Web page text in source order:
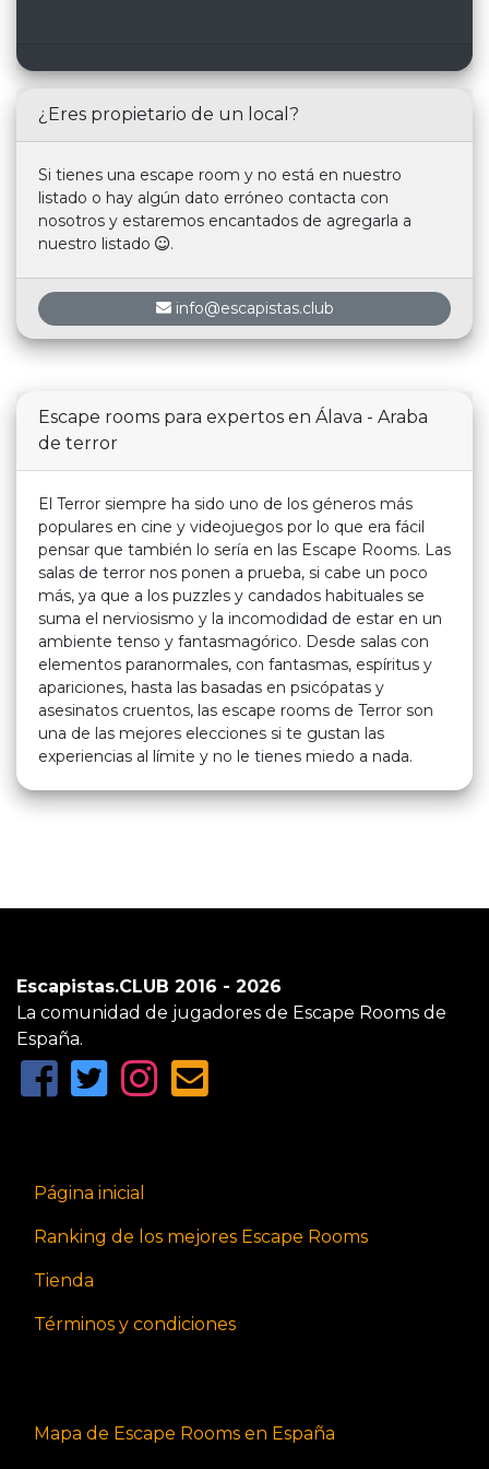
¿Eres propietario de un local?
Si tienes una escape room y no está en nuestro
listado o hay algún dato erróneo contacta con
nosotros y estaremos encantados de agregarla a
nuestro listado
.
info@escapistas.club
Escape rooms para expertos en Álava - Araba
de terror
El Terror siempre ha sido uno de los géneros más
populares en cine y videojuegos por lo que era fácil
pensar que también lo sería en las Escape Rooms. Las
salas de terror nos ponen a prueba, si cabe un poco
más, ya que a los puzzles y candados habituales se
suma el nerviosismo y la incomodidad de estar en un
ambiente tenso y fantasmagórico. Desde salas con
elementos paranormales, con fantasmas, espíritus y
apariciones, hasta las basadas en psicópatas y
asesinatos cruentos, las escape rooms de Terror son
una de las mejores elecciones si te gustan las
experiencias al límite y no le tienes miedo a nada.
Escapistas.CLUB 2016 - 2026
La comunidad de jugadores de Escape Rooms de
España.
Página inicial
Ranking de los mejores Escape Rooms
Tienda
Términos y condiciones
Mapa de Escape Rooms en España